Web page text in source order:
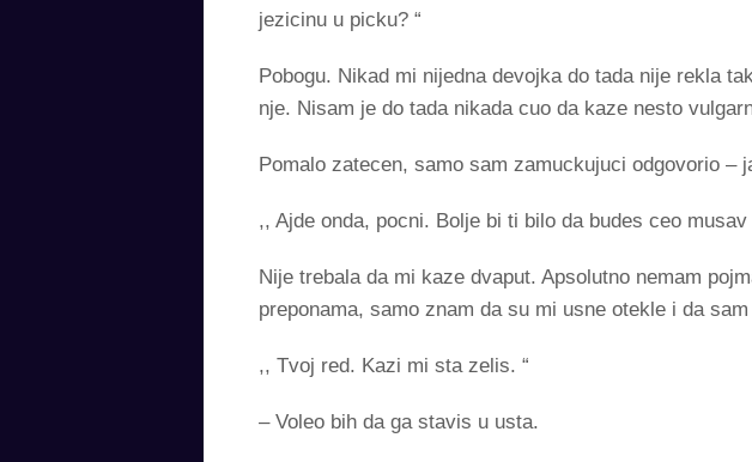
jezicinu u picku? “
Pobogu. Nikad mi nijedna devojka do tada nije rekla
nje. Nisam je do tada nikada cuo da kaze nesto
Pomalo zatecen, samo sam zamuckujuci odgovorio –
,, Ajde onda, pocni. Bolje bi ti bilo da budes ceo
Nije trebala da mi kaze dvaput. Apsolutno nemam
preponama, samo znam da su mi usne otekle i da
,, Tvoj red. Kazi mi sta zelis. “
– Voleo bih da ga stavis u usta.